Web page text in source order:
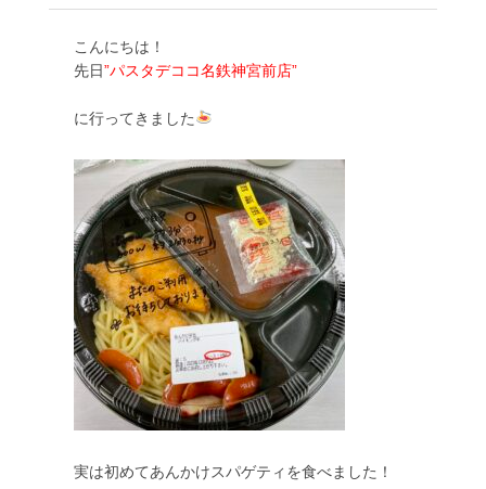
こんにちは！
先日”パスタデココ名鉄神宮前店”
に行ってきました
実は初めてあんかけスパゲティを食べました！